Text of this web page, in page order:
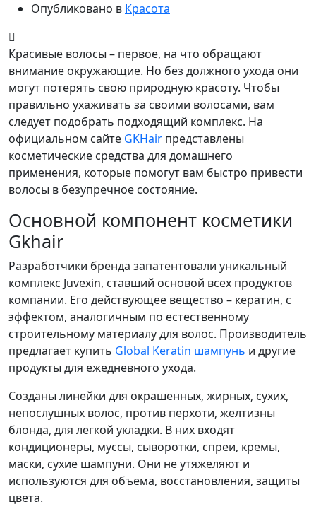
Опубликовано в Красота
Красивые волосы – первое, на что обращают
внимание окружающие. Но без должного ухода они
могут потерять свою природную красоту. Чтобы
правильно ухаживать за своими волосами, вам
следует подобрать подходящий комплекс. На
официальном сайте GKHair представлены
косметические средства для домашнего
применения, которые помогут вам быстро привести
волосы в безупречное состояние.
Основной компонент косметики
Gkhair
Разработчики бренда запатентовали уникальный
комплекс Juvexin, ставший основой всех продуктов
компании. Его действующее вещество – кератин, с
эффектом, аналогичным по естественному
строительному материалу для волос. Производитель
предлагает купить Global Keratin шампунь и другие
продукты для ежедневного ухода.
Созданы линейки для окрашенных, жирных, сухих,
непослушных волос, против перхоти, желтизны
блонда, для легкой укладки. В них входят
кондиционеры, муссы, сыворотки, спреи, кремы,
маски, сухие шампуни. Они не утяжеляют и
используются для объема, восстановления, защиты
цвета.